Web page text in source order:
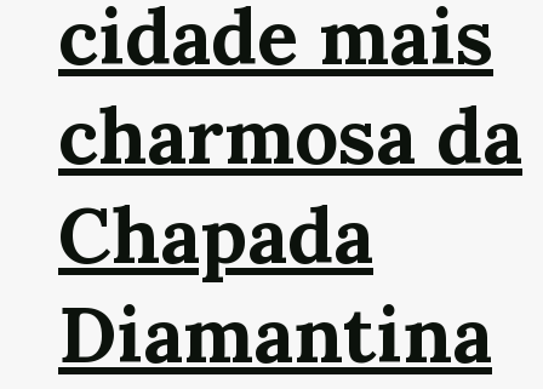
cidade mais
charmosa da
Chapada
Diamantina